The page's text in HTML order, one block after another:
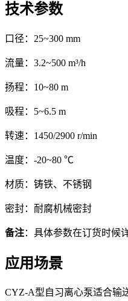
技术参数
口径：25~300 mm
流量：3.2~500 m³/h
扬程：10~80 m
吸程：5~6.5 m
转速：1450/2900 r/min
温度：-20~80 ℃
材质：铸铁、不锈钢
密封：耐腐机械密封
备注：具体参数在订货时候
应用场景
CYZ-A型自习离心泵适合输